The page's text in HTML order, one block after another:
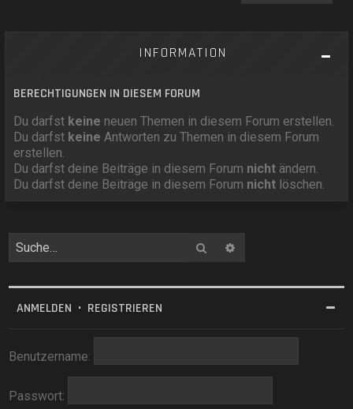
INFORMATION
BERECHTIGUNGEN IN DIESEM FORUM
Du darfst keine neuen Themen in diesem Forum erstellen.
Du darfst keine Antworten zu Themen in diesem Forum
erstellen.
Du darfst deine Beiträge in diesem Forum nicht ändern.
Du darfst deine Beiträge in diesem Forum nicht löschen.
Suche
ANMELDEN • REGISTRIEREN
Benutzername:
Passwort: